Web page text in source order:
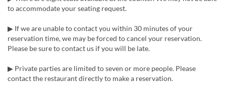
to accommodate your seating request.
▶ If we are unable to contact you within 30 minutes of your
reservation time, we may be forced to cancel your reservation.
Please be sure to contact us if you will be late.
▶ Private parties are limited to seven or more people. Please
contact the restaurant directly to make a reservation.